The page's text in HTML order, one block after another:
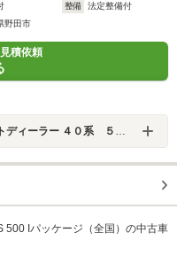
整備
法定整備付
野田市
積依頼
ＬＳ／ＬＳハイブリッド 中古車専門店
500 Iパッケージ（全国）の中古車